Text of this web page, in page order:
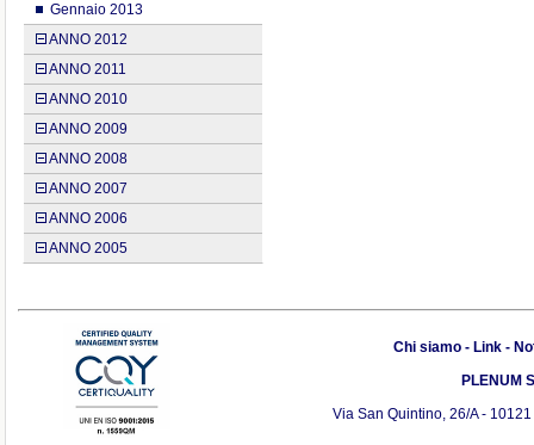
Gennaio 2013
ANNO 2012
ANNO 2011
ANNO 2010
ANNO 2009
ANNO 2008
ANNO 2007
ANNO 2006
ANNO 2005
Chi siamo - Link -
PLENUM
Via San Quintino, 26/A -